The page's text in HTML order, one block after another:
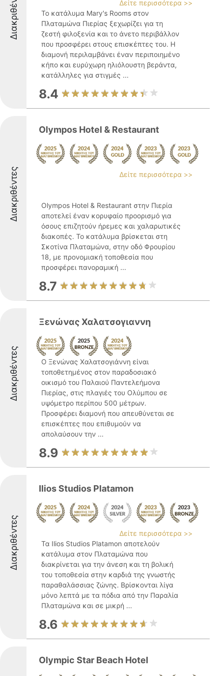
Διακριθέντες
Δείτε περισσότερα >>
Το κατάλυμα Mary's Rooms στον
Πλαταμώνα Πιερίας ξεχωρίζει για τη
ζεστή φιλοξενία και το άνετο περιβάλλον
που προσφέρει στους επισκέπτες του. Η
διαμονή περιλαμβάνει έναν περιποιημένο
κήπο και ευρύχωρη ηλιόλουστη βεράντα,
κατάλληλες για στιγμές ...
8.4
Διακριθέντες
Olympos Hotel & Restaurant
Δείτε περισσότερα >>
Olympos Hotel & Restaurant στην Πιερία
αποτελεί έναν κορυφαίο προορισμό για
όσους επιζητούν ήρεμες και χαλαρωτικές
διακοπές. Το κατάλυμα βρίσκεται στη
Σκοτίνα Πλαταμώνα, στην οδό Φρουρίου
18, με προνομιακή τοποθεσία που
προσφέρει πανοραμική ...
8.7
Διακριθέντες
Ξενώνας Χαλατσογιαννη
Ο Ξενώνας Χαλατσογιάννη είναι
τοποθετημένος στον παραδοσιακό
οικισμό του Παλαιού Παντελεήμονα
Πιερίας, στις πλαγιές του Ολύμπου σε
υψόμετρο περίπου 500 μέτρων.
Προσφέρει διαμονή που απευθύνεται σε
επισκέπτες που επιθυμούν να
απολαύσουν την ...
8.9
Διακριθέντες
Ilios Studios Platamon
Δείτε περισσότερα >>
Τα Ilios Studios Platamon αποτελούν
κατάλυμα στον Πλαταμώνα που
διακρίνεται για την άνεση και τη βολική
του τοποθεσία στην καρδιά της γνωστής
παραθαλάσσιας ζώνης. Βρίσκονται λίγα
μόνο λεπτά με τα πόδια από την Παραλία
Πλαταμώνα και σε μικρή ...
8.6
Olympic Star Beach Hotel